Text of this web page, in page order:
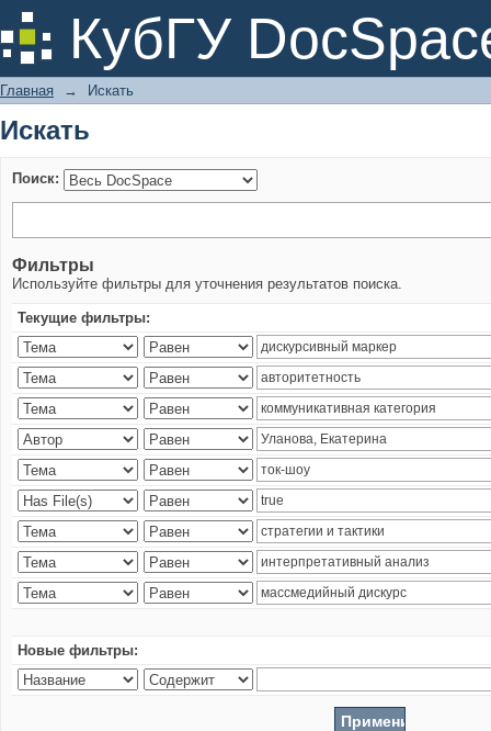
КубГУ
Искать
Главная → Искать
Искать
Поиск:
Фильтры
Используйте фильтры для уточнения результатов поиска.
Текущие фильтры:
Новые фильтры: